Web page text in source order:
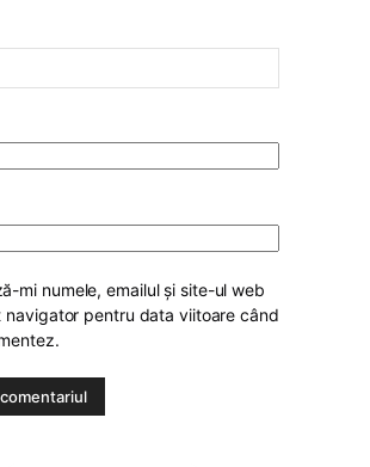
mi numele, emailul și site-ul web
navigator pentru data viitoare când